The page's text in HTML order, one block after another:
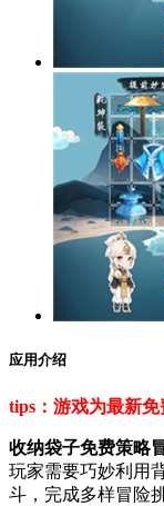
应用介绍
tips：游戏为最新免
收纳袋子免费策略
玩家需要巧妙利用
斗，完成多样冒险